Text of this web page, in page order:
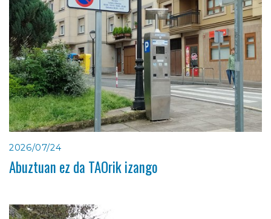
2026/07/24
Abuztuan ez da TAOrik izango